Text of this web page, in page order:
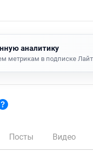
аналитику
метрикам в подписке Лайт
Посты Видео